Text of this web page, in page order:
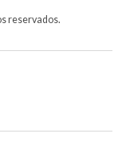
reservados.